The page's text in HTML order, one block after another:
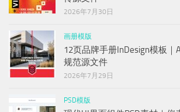
2026年7月30日
画册模版
12页品牌手册InDesign模板｜
规范源文件
2026年7月29日
PSD模版